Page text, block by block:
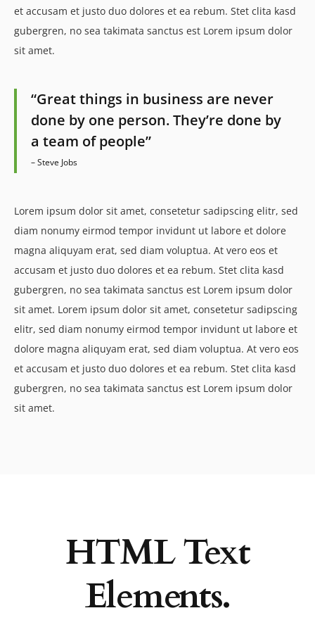
et accusam et justo duo dolores et ea rebum. Stet clita kasd
gubergren, no sea takimata sanctus est Lorem ipsum dolor
sit amet.
“Great things in business are never
done by one person. They’re done by
a team of people”
– Steve Jobs
Lorem ipsum dolor sit amet, consetetur sadipscing elitr, sed
diam nonumy eirmod tempor invidunt ut labore et dolore
magna aliquyam erat, sed diam voluptua. At vero eos et
accusam et justo duo dolores et ea rebum. Stet clita kasd
gubergren, no sea takimata sanctus est Lorem ipsum dolor
sit amet. Lorem ipsum dolor sit amet, consetetur sadipscing
elitr, sed diam nonumy eirmod tempor invidunt ut labore et
dolore magna aliquyam erat, sed diam voluptua. At vero eos
et accusam et justo duo dolores et ea rebum. Stet clita kasd
gubergren, no sea takimata sanctus est Lorem ipsum dolor
sit amet.
HTML Text
Elements.